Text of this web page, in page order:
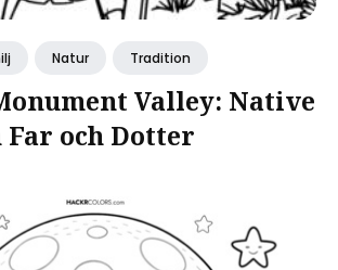
Natur Tradition
Valley: Native
och Dotter